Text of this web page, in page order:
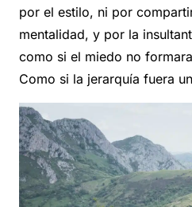
por el estilo, ni por
mentalidad, y por la
como si el miedo no
Como si la jerarquía fuera